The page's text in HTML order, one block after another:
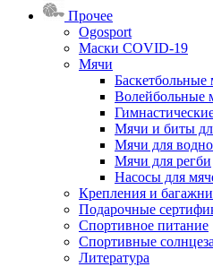
Прочее
Ogosport
Маски COVID-19
Мячи
Баскетбольные
Волейбольные
Мячи и биты
Мячи для
Мячи для регби
Насосы для
Крепления и
Подарочные
Спортивное питание
Спортивные
Литература